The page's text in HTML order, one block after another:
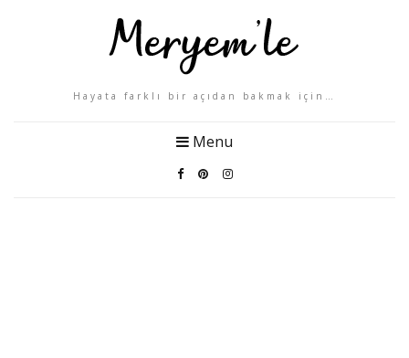
Hayata farklı bir açıdan bakmak için…
Menu